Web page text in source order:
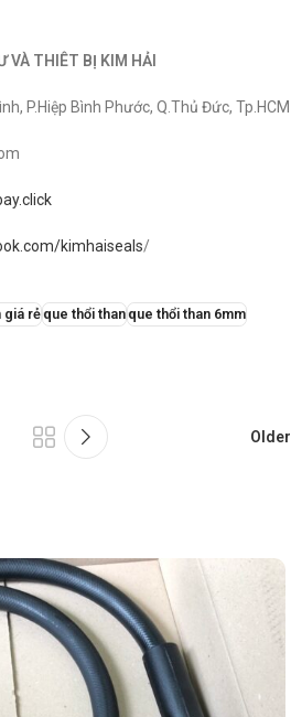
VÀ THIÊT BỊ KIM HẢI
P.Hiệp Bình Phước, Q.Thủ Đức, Tp.HCM
kimhaiseals/
giá rẻque thổi thanque thổi than 6mm
Older